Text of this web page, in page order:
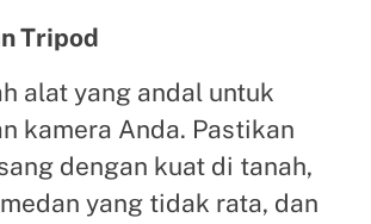
Tripod
alat yang andal untuk
kamera Anda. Pastikan
dengan kuat di tanah,
yang tidak rata, dan